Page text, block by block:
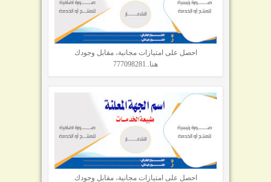
احصل على امتيازات مجانية، مقابل وجودك
هنا..777098281
احصل على امتيازات مجانية، مقابل وجودك